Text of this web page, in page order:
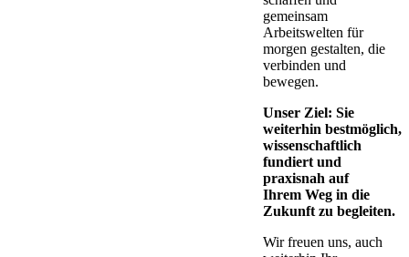
gemeinsam
Arbeitswelten für
morgen gestalten, die
verbinden und
bewegen.
Unser Ziel: Sie
weiterhin bestmöglich,
wissenschaftlich
fundiert und
praxisnah auf
Ihrem Weg in die
Zukunft zu begleiten.
Wir freuen uns, auch